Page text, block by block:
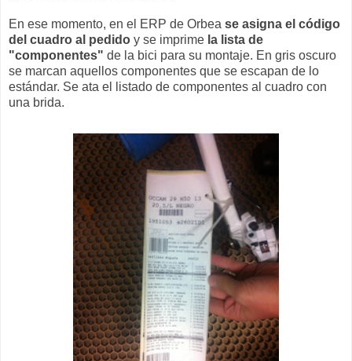
En ese momento, en el ERP de Orbea se asigna el código
del cuadro al pedido y se imprime la lista de
"componentes" de la bici para su montaje. En gris oscuro
se marcan aquellos componentes que se escapan de lo
estándar. Se ata el listado de componentes al cuadro con
una brida.